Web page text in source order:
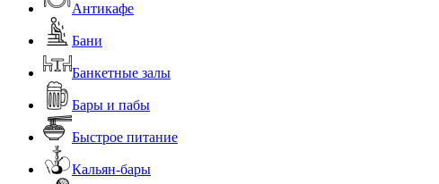
Антикафе
Бани
Банкетные залы
Бары и пабы
Быстрое питание
Кальян-бары